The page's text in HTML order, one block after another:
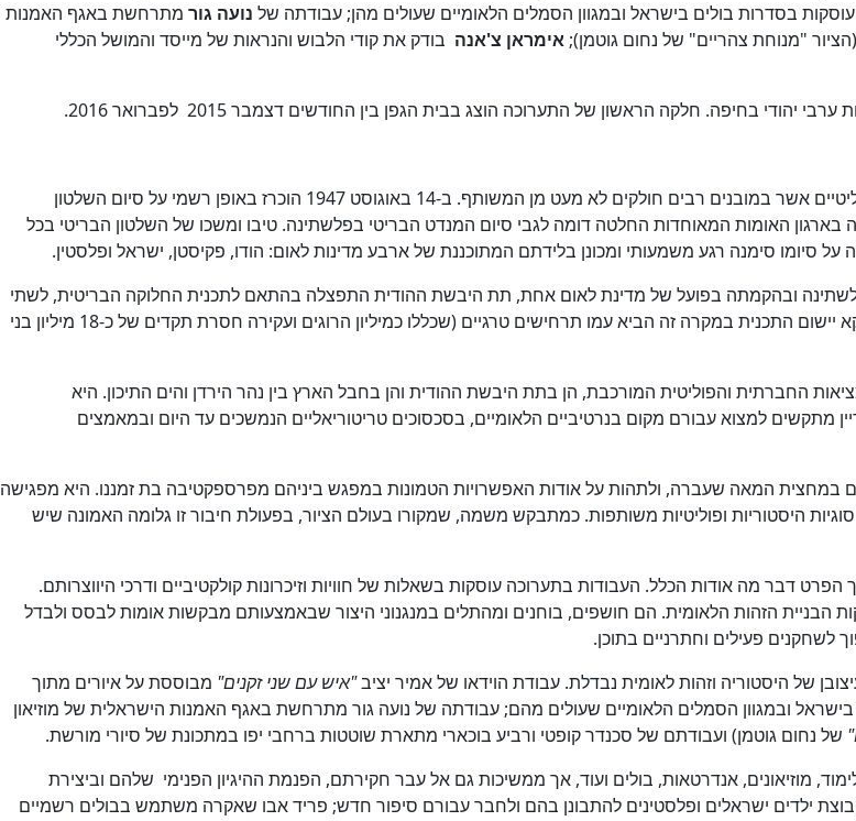
עוסקות בסדרות בולים בישראל ובמגוון הסמלים הלאומיים שעולים מהן; עבודתה של נועה גור מתרחשת באגף האמנות
"מנוחת צהריים" של נחום גוטמן); אימראן צ'אנה בודק את קודי הלבוש והנראות של מייסד והמושל הכללי
בחיפה. חלקה הראשון של התערוכה הוצג בבית הגפן בין החודשים דצמבר 2015 לפברואר 2016.
בשנים 1947-1948 התרחשה בשני קצוות שונים ומרוחקים של העולם סדרת אירועים פוליטיים אשר במובנים רבים חולקים לא מעט מן המשותף. ב-14 באוגוסט 1947 הוכרז באופן רשמי על סיום השלטון
ההודית. שלושה חודשים לאחר מכן, ב-29 בנובמבר 1947, התקבלה בארגון האומות המאוחדות החלטה דומה לגבי סיום המנדט הבריטי בפלשתינה. טיבו ומשכו של השלטון הבריטי בכל
סימנה רגע משמעותי ומכונן בלידתם המתוכננת של ארבע מדינות לאום: הודו, פקיסטן, ישראל ופלסטין.
ובהקמתה בפועל של מדינת לאום אחת, תת היבשת ההודית התפצלה בהתאם לתכנית החלוקה הבריטית, לשתי
מדינות לאום חדשות: מדינת רוב הינדי (הודו) ומדינת רוב מוסלמי (פקיסטן). עם זאת, דווקא יישום התכנית במקרה זה הביא עמו תרחישים טרגיים (שכללו כמיליון הרוגים ועקירה חסרת תקדים של כ-18 מיליון בני
החברתית והפוליטית המורכבת, הן בתת היבשת ההודית והן בחבל הארץ בין נהר הירדן והים התיכון. היא
מתקשים למצוא עבורם מקום בנרטיביים הלאומיים, בסכסוכים טריטוריאליים הנמשכים עד היום ובמאמצים
במחצית המאה שעברה, ולתהות על אודות האפשרויות הטמונות במפגש ביניהם מפרספקטיבה בת זמננו. היא מפגישה
היסטוריות ופוליטיות משותפות. כמתבקש משמה, שמקורו בעולם הציור, בפעולת חיבור זו גלומה האמונה שיש
דבר מה אודות הכלל. העבודות בתערוכה עוסקות בשאלות של חוויות וזיכרונות קולקטיביים ודרכי היווצרותם.
הבניית הזהות הלאומית. הם חושפים, בוחנים ומהתלים במנגנוני היצור שבאמצעותם מבקשות אומות לבסס ולבדל
לשחקנים פעילים וחתרניים בתוכן.
של היסטוריה וזהות לאומית נבדלת. עבודת הוידאו של אמיר יציב"איש עם שני זקנים" מבוססת על איורים מתוך
ובמגוון הסמלים הלאומיים שעולים מהם; עבודתה של נועה גור מתרחשת באגף האמנות הישראלית של מוזיאון
של נחום גוטמן) ועבודתם של סכנדר קופטי ורביע בוכארי מתארת שוטטות ברחבי יפו במתכונת של סיורי מורשת.
מוזיאונים, אנדרטאות, בולים ועוד, אך ממשיכות גם אל עבר חקירתם, הפנמת ההיגיון הפנימי שלהם וביצירת
ילדים ישראלים ופלסטינים להתבונן בהם ולחבר עבורם סיפור חדש; פריד אבו שאקרה משתמש בבולים רשמיים